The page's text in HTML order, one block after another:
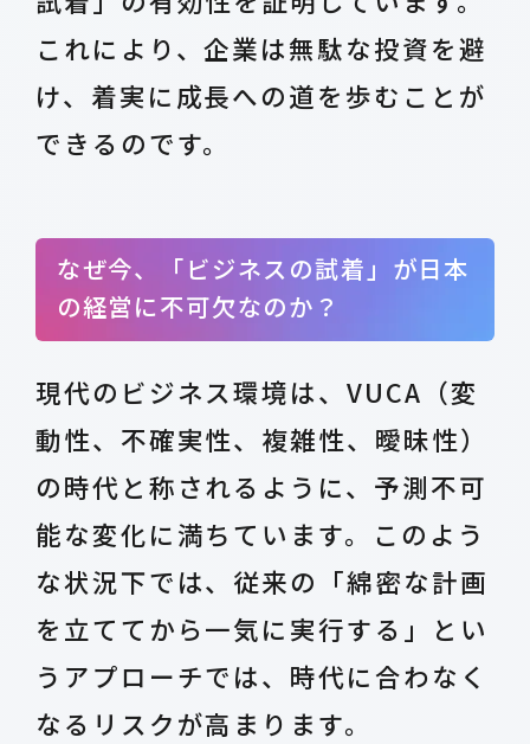
これにより、企業は無駄な投資を避
け、着実に成長への道を歩むことが
できるのです。
なぜ今、「ビジネスの試着」が日本
の経営に不可欠なのか？
現代のビジネス環境は、VUCA（変
動性、不確実性、複雑性、曖昧性）
の時代と称されるように、予測不可
能な変化に満ちています。このよう
な状況下では、従来の「綿密な計画
を立ててから一気に実行する」とい
うアプローチでは、時代に合わなく
なるリスクが高まります。